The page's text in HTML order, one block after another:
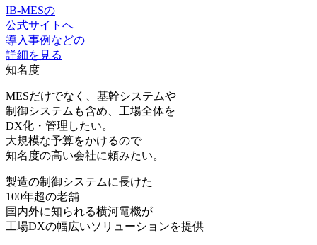
IB-MESの
公式サイトへ
導入事例などの
詳細を見る
知名度
MESだけでなく、基幹システムや
制御システムも含め、工場全体を
DX化・管理したい。
大規模な予算をかけるので
知名度の高い会社に頼みたい。
製造の制御システムに長けた
100年超の老舗
国内外に知られる横河電機が
工場DXの幅広いソリューションを提供